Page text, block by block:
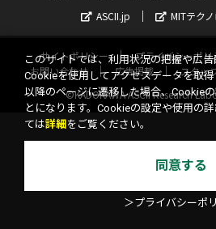
ASCII.jp
MITテク
サイトポリシー プライバシーポリ
お問い合わせ
広告掲載 スタッ
©KADOKAWA ASCII Research
このサイトでは、利用状況の把握や広告
Cookieを使用してアクセスデータを取
以降のページに遷移した場合、Cookie
とになります。Cookieの設定や使用の
ては詳細 をご覧ください。
同意する
＞プライバシーポ